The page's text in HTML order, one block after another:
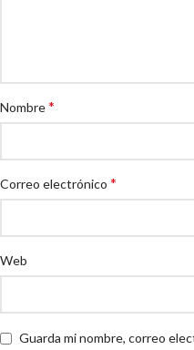
Nombre*
Correo electrónico *
Web
Guarda mi nombre, correo